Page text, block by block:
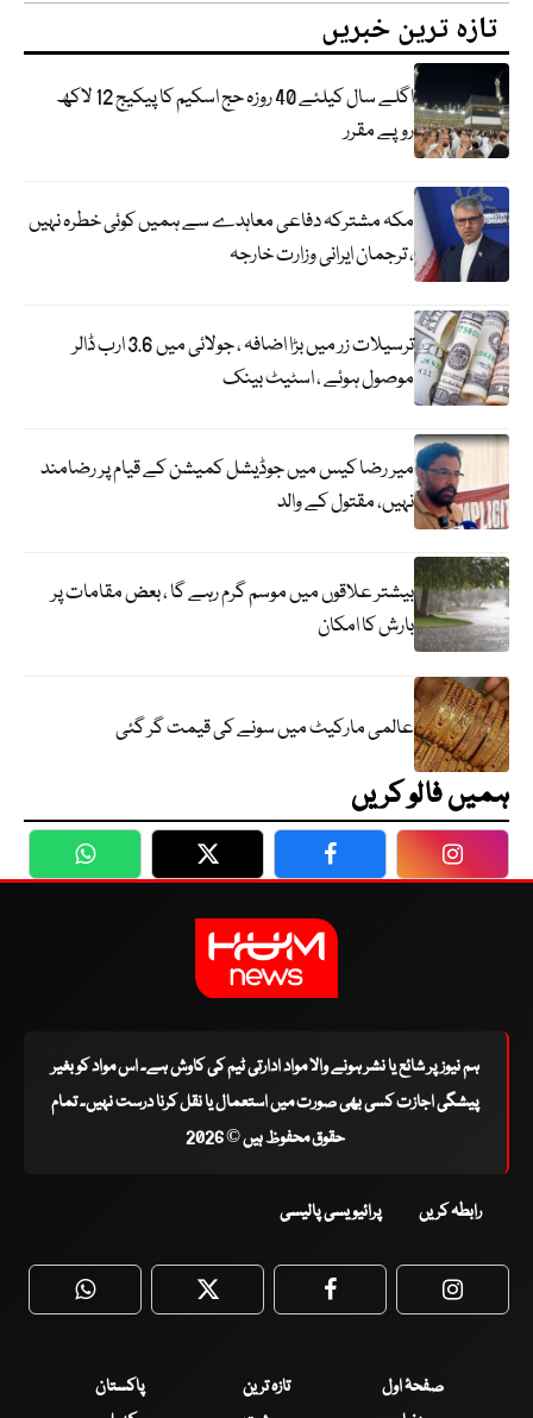
تازہ ترین خبریں
اگلے سال کیلئے 40 روزہ حج اسکیم کا پیکیج 12 لاکھ
روپے مقرر
مکہ مشترکہ دفاعی معاہدے سے ہمیں کوئی خطرہ نہیں
، ترجمان ایرانی وزارت خارجہ
ترسیلات زر میں بڑا اضافہ ، جولائی میں 3.6 ارب ڈالر
موصول ہوئے ، اسٹیٹ بینک
میر رضا کیس میں جوڈیشل کمیشن کے قیام پر رضامند
نہیں، مقتول کے والد
بیشتر علاقوں میں موسم گرم رہے گا ، بعض مقامات پر
بارش کا امکان
عالمی مارکیٹ میں سونے کی قیمت گر گئی
ہمیں فالو کریں
WhatsApp Twitter Facebook
ہم نیوز پر شائع یا نشر ہونے والا مواد ادارتی ٹیم کی کاوش ہے۔ اس مواد کو بغیر
پیشگی اجازت کسی بھی صورت میں استعمال یا نقل کرنا درست نہیں۔ تمام
حقوق محفوظ ہیں © 2026
رابطہ کریں پرائیویسی پالیسی
WhatsApp Twitter Facebook
صفحۂ اول تازہ ترین
پاکستان